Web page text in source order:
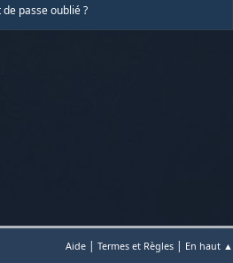
de passe oublié ?
Aide | Termes et Règles | En haut ▲